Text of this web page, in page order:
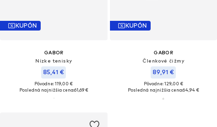
KUPÓN
GABOR
Nízke tenisky
85,41 €
Pôvodne: 119,00 €
Posledná najnižšia cena:61,69 €
KUPÓN
GABOR
Členkové čižmy
89,91 €
Pôvodne: 129,00 €
Posledná najnižšia cena:64,94 €